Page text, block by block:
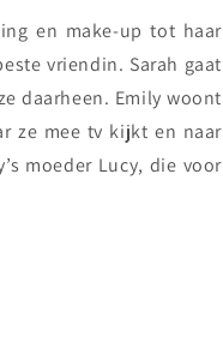
en make-up tot haar
vriendin. Sarah gaat
daarheen. Emily woont
ze mee tv kijkt en naar
moeder Lucy, die voor